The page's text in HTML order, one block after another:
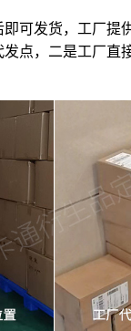
可发货，工厂提
点，二是工厂直